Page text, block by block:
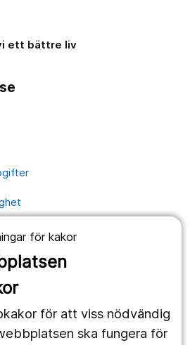
för kakor
för att viss nödvändig
ska fungera för
ett bättre liv